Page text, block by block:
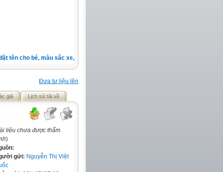
cho bé, màu sắc xe, nốt ruồi, xem tuổi.v.v.v )
Đưa tư liệu lên
giả Lịch sử tải về
liệu chưa được thẩm
)
gửi: Nguyễn Thị Việt